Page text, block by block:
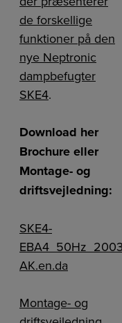
de forskellige
funktioner på den
nye Neptronic
dampbefugter
SKE4.
Download her
Brochure eller
Montage- og
driftsvejledning:
SKE4-
AK.en.da
Montage- og